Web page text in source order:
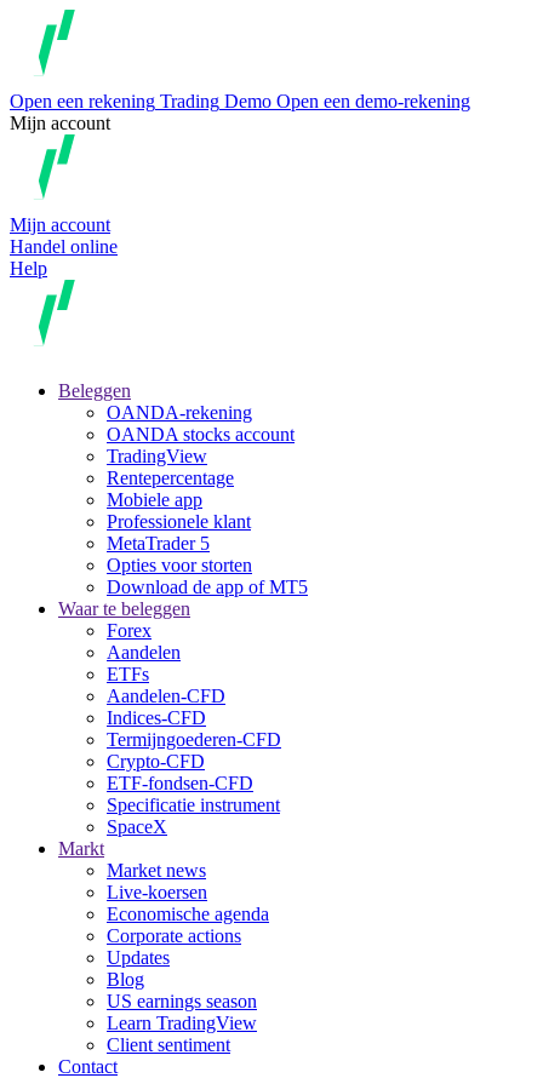
Open een rekening Trading Demo Open een demo-rekening
Mijn account
Mijn account
Handel online
Help
Beleggen
OANDA-rekening
OANDA stocks account
TradingView
Rentepercentage
Mobiele app
Professionele klant
MetaTrader 5
Opties voor storten
Download de app of MT5
Waar te beleggen
Forex
Aandelen
ETFs
Aandelen-CFD
Indices-CFD
Termijngoederen-CFD
Crypto-CFD
ETF-fondsen-CFD
Specificatie instrument
SpaceX
Markt
Market news
Live-koersen
Economische agenda
Corporate actions
Updates
Blog
US earnings season
Learn TradingView
Client sentiment
Contact